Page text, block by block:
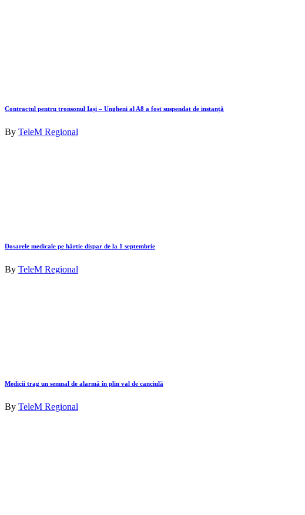
Contractul pentru tronsonul Iași – Ungheni al A8 a fost suspendat de instanță
By TeleM Regional
Dosarele medicale pe hârtie dispar de la 1 septembrie
By TeleM Regional
Medicii trag un semnal de alarmă în plin val de canciulă
By TeleM Regional